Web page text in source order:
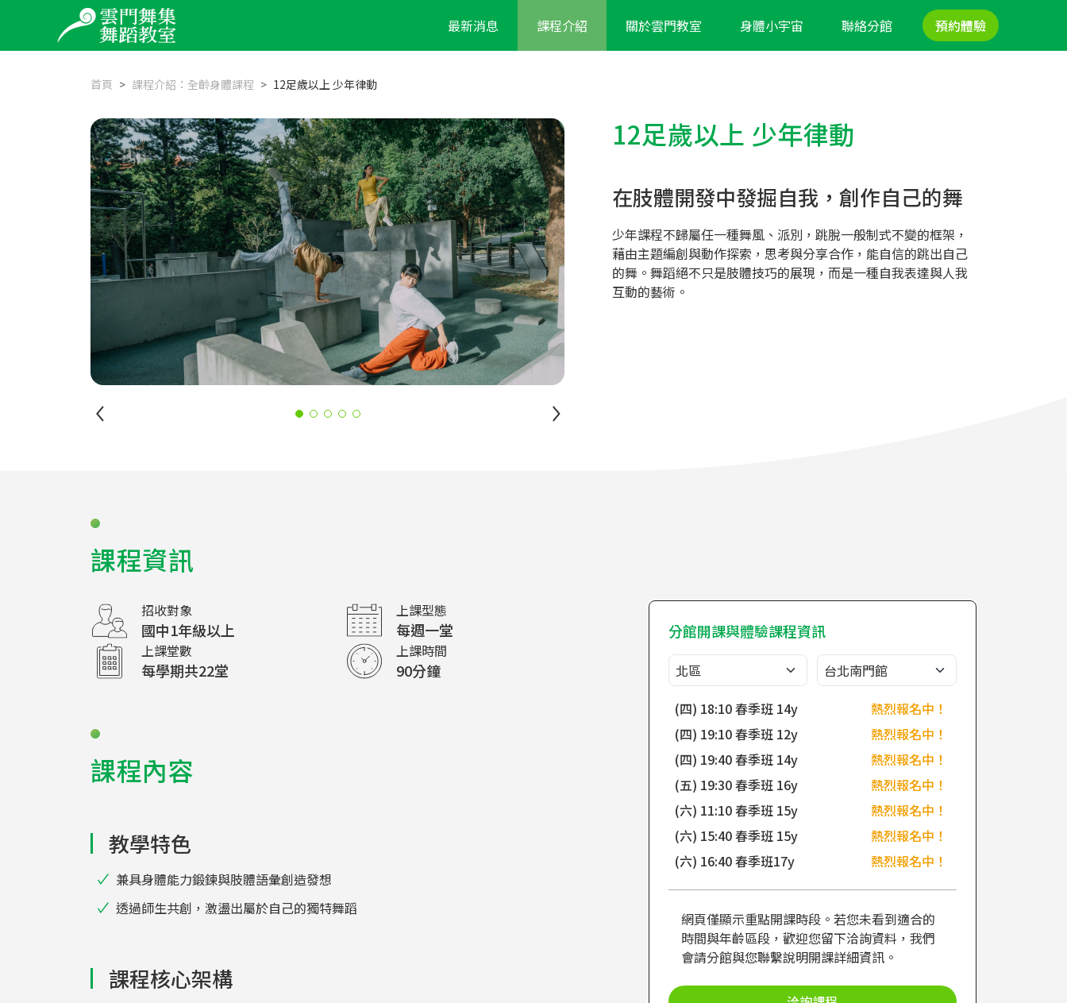
最新消息 課程介紹 關於雲門教室 身體小宇宙 聯絡分館 預約體驗
首頁 課程介紹：全齡身體課程 12足歲以上 少年律動
12足歲以上 少年律動
在肢體開發中發掘自我，創作自己的舞
少年課程不歸屬任一種舞風、派別，跳脫一般制式不變的框架，
藉由主題編創與動作探索，思考與分享合作，能自信的跳出自己
的舞。舞蹈絕不只是肢體技巧的展現，而是一種自我表達與人我
互動的藝術。
課程資訊
招收對象
國中1年級以上
上課型態
每週一堂
上課堂數
每學期共22堂
上課時間
90分鐘
課程內容
教學特色
兼具身體能力鍛鍊與肢體語彙創造發想
透過師生共創，激盪出屬於自己的獨特舞蹈
課程核心架構
分館開課與體驗課程資訊
(四) 18:10 春季班 14y
熱烈報名中！
(四) 19:10 春季班 12y
熱烈報名中！
(四) 19:40 春季班 14y
熱烈報名中！
(五) 19:30 春季班 16y
熱烈報名中！
(六) 11:10 春季班 15y
熱烈報名中！
(六) 15:40 春季班 15y
熱烈報名中！
(六) 16:40 春季班17y
熱烈報名中！
網頁僅顯示重點開課時段。若您未看到適合的
時間與年齡區段，歡迎您留下洽詢資料，我們
會請分館與您聯繫說明開課詳細資訊。